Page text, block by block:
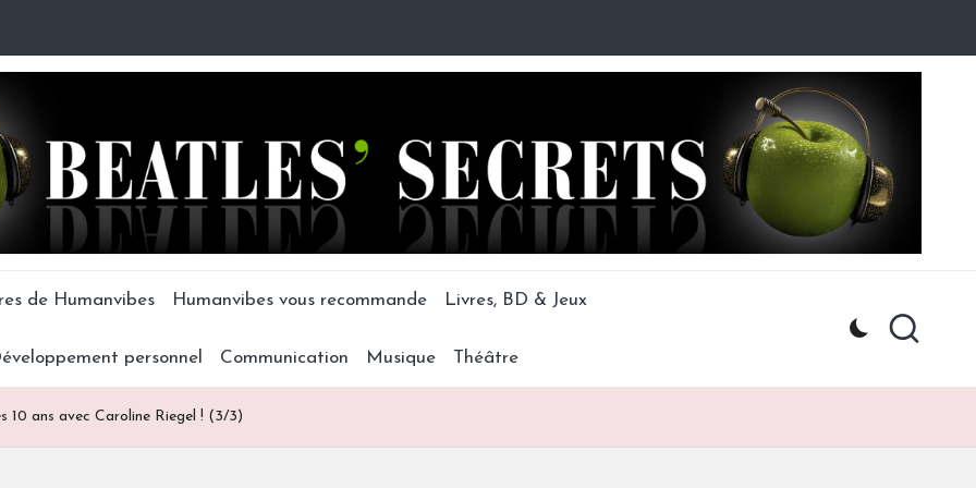
de Humanvibes Humanvibes vous recommande Livres, BD & Jeux
personnel Communication Musique Théâtre
10 ans avec Caroline Riegel ! (3/3)